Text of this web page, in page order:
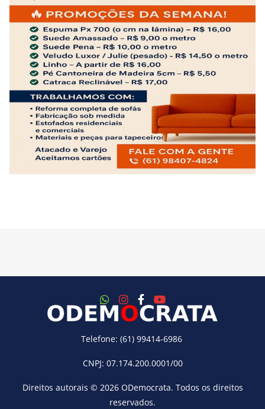
Telefone: (61) 99414-6986
CNPJ: 07.174.200.0001/00
Direitos autorais © 2026 ODemocrata. Todos os direitos
reservados.